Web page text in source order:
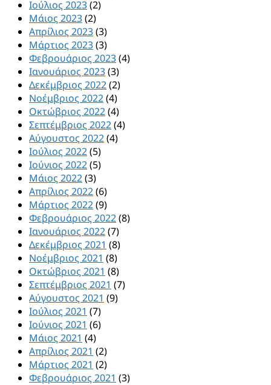
Ιούλιος 2023(2)
Μάιος 2023(2)
Απρίλιος 2023(3)
Μάρτιος 2023(3)
Φεβρουάριος 2023(4)
Ιανουάριος 2023(3)
Δεκέμβριος 2022(2)
Νοέμβριος 2022(4)
Οκτώβριος 2022(4)
Σεπτέμβριος 2022(4)
Αύγουστος 2022(4)
Ιούλιος 2022(5)
Ιούνιος 2022(5)
Μάιος 2022(3)
Απρίλιος 2022(6)
Μάρτιος 2022(9)
Φεβρουάριος 2022(8)
Ιανουάριος 2022(7)
Δεκέμβριος 2021 (8)
Νοέμβριος 2021 (8)
Οκτώβριος 2021 (8)
Σεπτέμβριος 2021 (7)
Αύγουστος 2021 (9)
Ιούλιος 2021 (7)
Ιούνιος 2021 (6)
Μάιος 2021 (4)
Απρίλιος 2021 (2)
Μάρτιος 2021 (2)
Φεβρουάριος 2021 (3)